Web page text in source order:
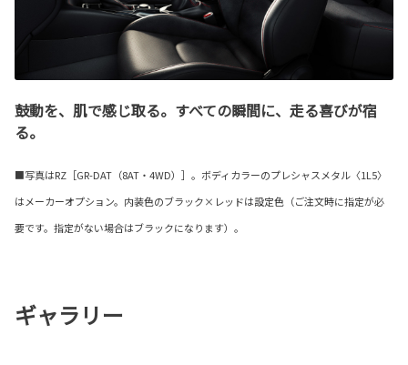
鼓動を、肌で感じ取る。すべての瞬間に、走る喜びが宿
る。
■写真はRZ［GR-DAT（8AT・4WD）］。ボディカラーのプレシャスメタル〈1L5〉
はメーカーオプション。内装色のブラック×レッドは設定色（ご注文時に指定が必
要です。指定がない場合はブラックになります）。
ギャラリー